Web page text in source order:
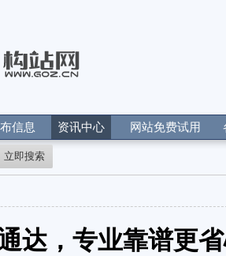
信息 资讯中心 网站免费试用
立即搜索
达，专业靠谱更